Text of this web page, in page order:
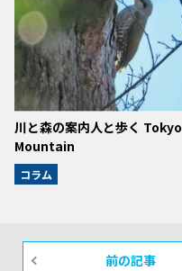
川と森の案内人と歩く Tokyo
Mountain
コラム
前の記事